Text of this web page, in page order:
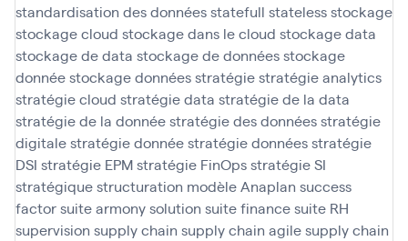
standardisation des donnéesstatefull statelessstockage
stockage cloud stockage dans le cloud stockage data
stockage de data stockage de donnéesstockage
donnéestockage donnéesstratégiestratégie analytics
stratégie cloud stratégie data stratégie de la data
stratégie de la donnéestratégie des donnéesstratégie
digitalestratégie donnéestratégie donnéesstratégie
DSI stratégie EPMstratégie FinOpsstratégie SI
stratégiquestructuration modèle Anaplan success
factorsuite armony solution suite financesuite RH
supervision supply chain supply chain agilesupply chain